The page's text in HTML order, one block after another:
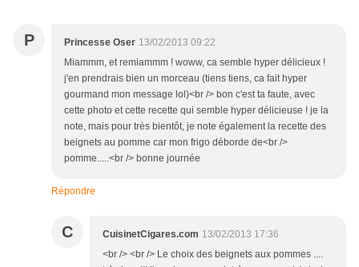
P Princesse Oser 13/02/2013 09:22
Miammm, et remiammm ! woww, ca semble hyper délicieux !
j'en prendrais bien un morceau (tiens tiens, ca fait hyper
gourmand mon message lol)<br /> bon c'est ta faute, avec
cette photo et cette recette qui semble hyper délicieuse ! je la
note, mais pour très bientôt, je note également la recette des
beignets au pomme car mon frigo déborde de<br />
pomme.....<br /> bonne journée
Répondre
C CuisinetCigares.com 13/02/2013 17:36
<br /> <br /> Le choix des beignets aux pommes ....